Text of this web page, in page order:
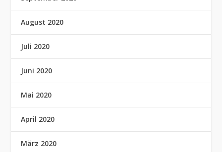
August 2020
Juli 2020
Juni 2020
Mai 2020
April 2020
März 2020